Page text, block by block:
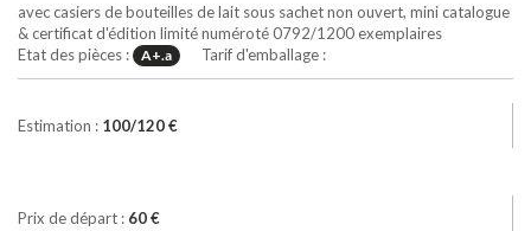
avec casiers de bouteilles de lait sous sachet non ouvert, mini catalogue
& certificat d'édition limité numéroté 0792/1200 exemplaires
Etat des pièces :
A+.a Tarif d'emballage :
Estimation : 100/120 €
Prix de départ : 60 €